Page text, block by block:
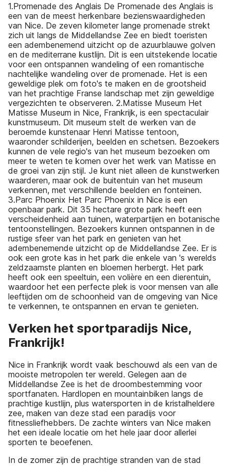
1.Promenade des Anglais De Promenade des Anglais is
een van de meest herkenbare bezienswaardigheden
van Nice. De zeven kilometer lange promenade strekt
zich uit langs de Middellandse Zee en biedt toeristen
een adembenemend uitzicht op de azuurblauwe golven
en de mediterrane kustlijn. Dit is een uitstekende locatie
voor een ontspannen wandeling of een romantische
nachtelijke wandeling over de promenade. Het is een
geweldige plek om foto's te maken en de grootsheid
van het prachtige Franse landschap met zijn geweldige
vergezichten te observeren. 2.Matisse Museum Het
Matisse Museum in Nice, Frankrijk, is een spectaculair
kunstmuseum. Dit museum stelt de werken van de
beroemde kunstenaar Henri Matisse tentoon,
waaronder schilderijen, beelden en schetsen. Bezoekers
kunnen de vele regio's van het museum bezoeken om
meer te weten te komen over het werk van Matisse en
de groei van zijn stijl. Je kunt niet alleen de kunstwerken
waarderen, maar ook de buitentuin van het museum
verkennen, met verschillende beelden en fonteinen.
3.Parc Phoenix Het Parc Phoenix in Nice is een
openbaar park. Dit 35 hectare grote park heeft een
verscheidenheid aan tuinen, waterpartijen en botanische
tentoonstellingen. Bezoekers kunnen ontspannen in de
rustige sfeer van het park en genieten van het
adembenemende uitzicht op de Middellandse Zee. Er is
ook een grote kas in het park die enkele van 's werelds
zeldzaamste planten en bloemen herbergt. Het park
heeft ook een speeltuin, een volière en een dierentuin,
waardoor het een perfecte plek is voor mensen van alle
leeftijden om de schoonheid van de omgeving van Nice
te verkennen, te ontspannen en ervan te genieten.
Verken het sportparadijs Nice,
Frankrijk!
Nice in Frankrijk wordt vaak beschouwd als een van de
mooiste metropolen ter wereld. Gelegen aan de
Middellandse Zee is het de droombestemming voor
sportfanaten. Hardlopen en mountainbiken langs de
prachtige kustlijn, plus watersporten in de kristalheldere
zee, maken van deze stad een paradijs voor
fitnessliefhebbers. De zachte winters van Nice maken
het een ideale locatie om het hele jaar door allerlei
sporten te beoefenen.
In de zomer zijn de prachtige stranden van de stad